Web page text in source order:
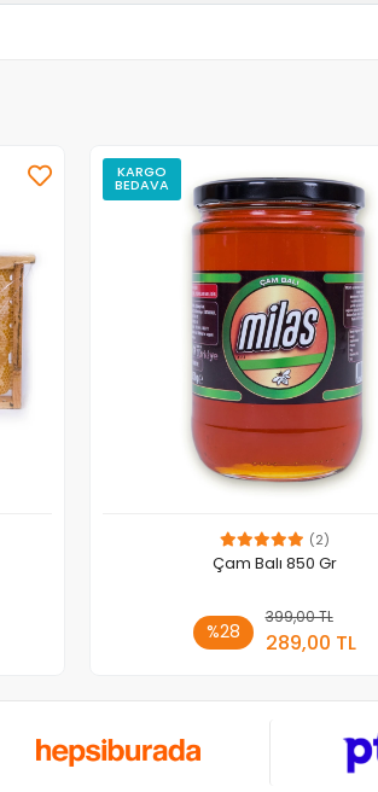
KARGO
BEDAVA
(2)
Çam Balı 850 Gr
%28
399,00 TL
289,00 TL
Sepete Ekle